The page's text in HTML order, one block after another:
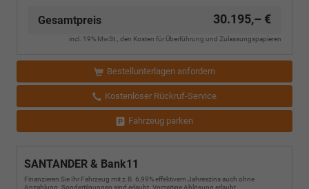
diese
Ausstattung
die
18-
Zoll-
Leichtmetallfelgen
„York“
bisher
vorgesehenen
Gesamtpreis 30.195,– €
incl. 19% MwSt., den Kosten für Überführung und Zulassungspapieren
Bestellunterlagen anfordern
Kostenloser Rückruf-Service
Fahrzeug parken
SANTANDER & Bank11
Finanzieren Sie Ihr Fahrzeug mit z.B. 6,99% effektivem Jahreszins auch ohne
Anzahlung. Sondertilgungen sind erlaubt. Vorzeitige Ablösung erlaubt.